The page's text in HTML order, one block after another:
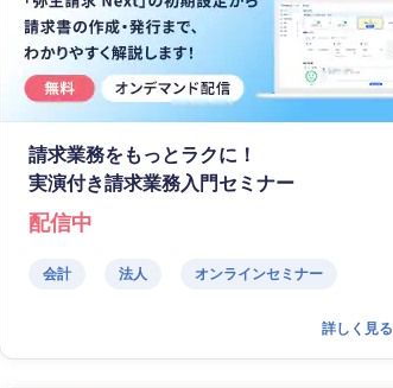
請求業務をもっとラクに！
実演付き請求業務入門セミナー
配信中
会計 法人 オンラインセミナー
詳しく見る